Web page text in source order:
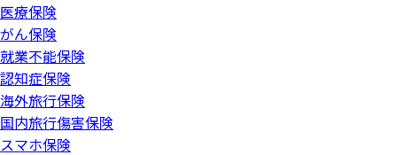
医療保険
がん保険
就業不能保険
認知症保険
海外旅行保険
国内旅行傷害保険
スマホ保険